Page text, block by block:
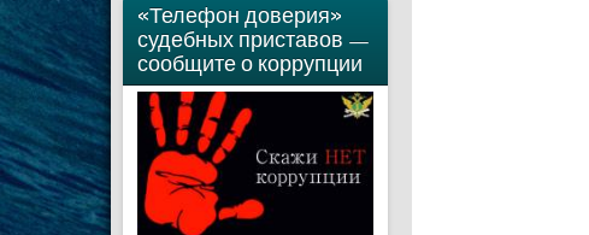
«Телефон доверия»
судебных приставов —
сообщите о коррупции